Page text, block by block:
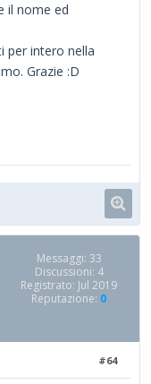
il nome ed
per intero nella
Grazie :D
Messaggi: 33
Discussioni: 4
Registrato: Jul 2019
Reputazione: 0
#64